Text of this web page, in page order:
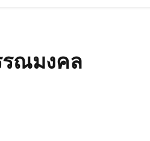
รณมงคล